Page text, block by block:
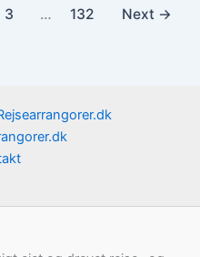
3 … 132 Next →